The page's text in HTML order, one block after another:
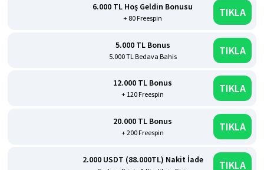
6.000 TL Hoş Geldin Bonusu
+ 80 Freespin TIKLA
5.000 TL Bonus
5.000 TL Bedava Bahis TIKLA
12.000 TL Bonus
+ 120 Freespin TIKLA
20.000 TL Bonus
+ 200 Freespin TIKLA
2.000 USDT (88.000TL) Nakit İade TIKLA